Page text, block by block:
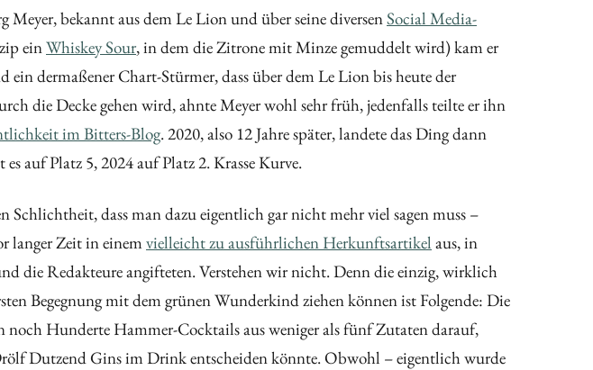
bekannt aus dem Le Lion und über seine diversenSocial Media-
einWhiskey Sour, in dem die Zitrone mit Minze gemuddelt wird) kam er
dermaßener Chart-Stürmer, dass über dem Le Lion bis heute der
die Decke gehen wird, ahnte Meyer wohl sehr früh, jedenfalls teilte er ihn
im Bitters-Blog. 2020, also 12 Jahre später, landete das Ding dann
es auf Platz 5, 2024 auf Platz 2. Krasse Kurve.
Schlichtheit, dass man dazu eigentlich gar nicht mehr viel sagen muss –
langer Zeit in einemvielleicht zu ausführlichen Herkunftsartikel aus, in
die Redakteure angifteten. Verstehen wir nicht. Denn die einzig, wirklich
Begegnung mit dem grünen Wunderkind ziehen können ist Folgende: Die
Hunderte Hammer-Cocktails aus weniger als fünf Zutaten darauf,
Dutzend Gins im Drink entscheiden könnte. Obwohl – eigentlich wurde